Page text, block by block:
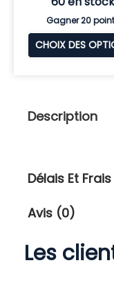
Gagner 20
CHOIX DES
Description
Délais Et
Avis (0)
Les